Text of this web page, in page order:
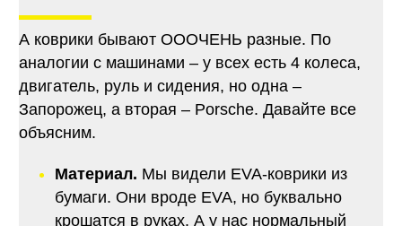
А коврики бывают ОООЧЕНЬ разные. По
аналогии с машинами – у всех есть 4 колеса,
двигатель, руль и сидения, но одна –
Запорожец, а вторая – Porsche. Давайте все
объясним.
Материал. Мы видели EVA-коврики из
бумаги. Они вроде EVA, но буквально
крошатся в руках. А у нас нормальный